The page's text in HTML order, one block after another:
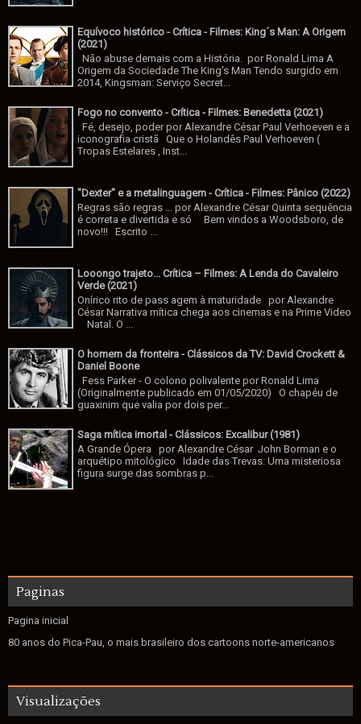
Equívoco histórico - Crítica - Filmes: King´s Man: A Origem
(2021)
Não abuse demais com a História. por Ronald Lima A
Origem da Sociedade The King's Man Tendo surgido em
2014, Kingsman: Serviço Secret...
Fogo no convento - Crítica - Filmes: Benedetta (2021)
Fé, desejo, poder por Alexandre César Paul Verhoeven e a
iconografia cristã Que o Holandês Paul Verhoeven (
Tropas Estelares , Inst...
"Dexter" e a metalinguagem - Crítica - Filmes: Pânico (2022)
Regras são regras ... por Alexandre César Quinta sequência
é correta e divertida e só Bem vindos a Woodsboro, de
novo!!! Escrito ...
Looongo trajeto... Crítica – Filmes: A Lenda do Cavaleiro
Verde (2021)
Onírico rito de pass agem à maturidade por Alexandre
César Narrativa mítica chega aos cinemas e na Prime Video
Natal. O ...
O homem da fronteira - Clássicos da TV: David Crockett &
Daniel Boone
Fess Parker - O colono polivalente por Ronald Lima
(Originalmente publicado em 01/05/2020) O chapéu de
guaxinim que valia por dois per...
Saga mítica imortal - Clássicos: Excalibur (1981)
A Grande Ópera por Alexandre César John Borman e o
arquétipo mitológico Idade das Trevas: Uma misteriosa
figura surge das sombras p...
Paginas
Pagina inicial
80 anos do Pica-Pau, o mais brasileiro dos cartoons norte-americanos
Visualizações